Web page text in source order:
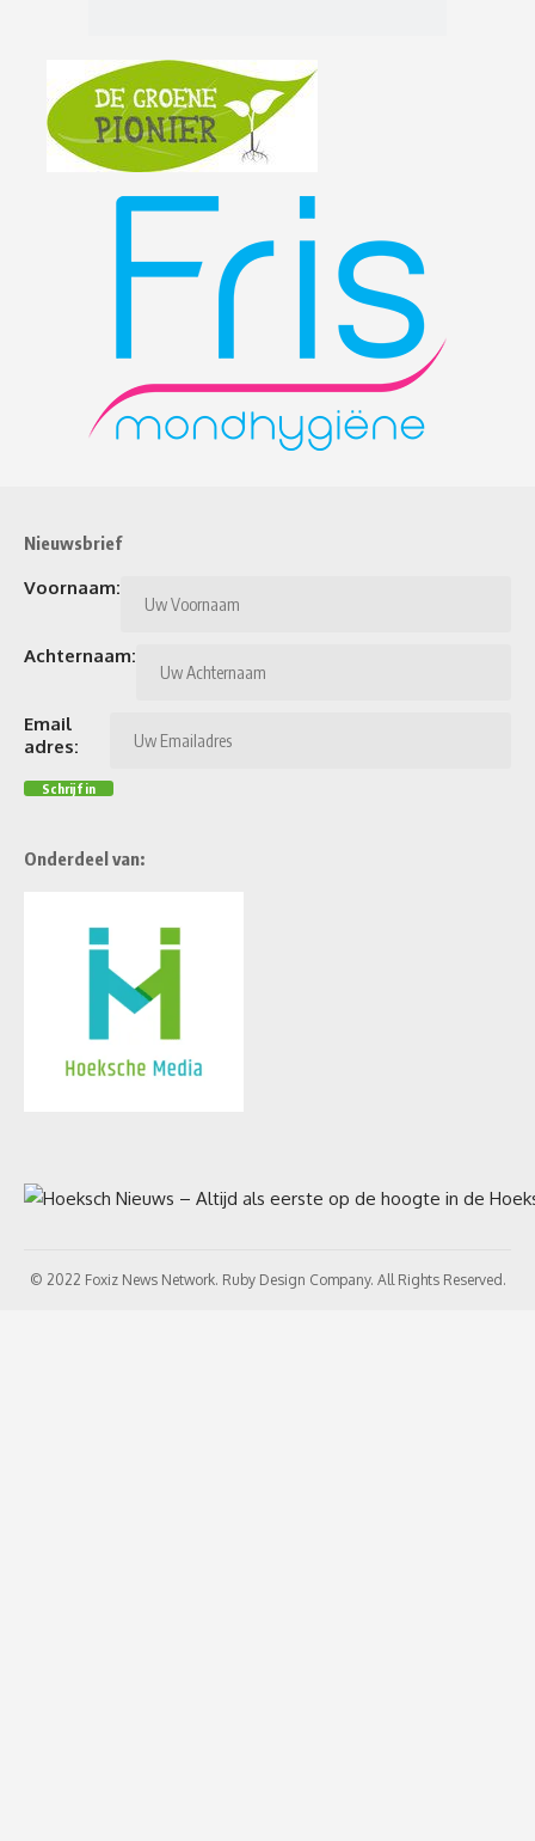
Nieuwsbrief
Voornaam:
Achternaam:
Email
adres:
Onderdeel van:
© 2022 Foxiz News Network. Ruby Design Company. All Rights Reserved.